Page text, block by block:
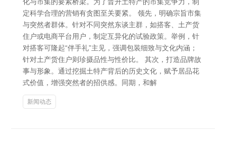
定科学合理的营销有贪图至关要紧。 领先，明确宗旨市集
与突然者群体。针对不同突然东谈主群，如搭客、土产货
住户或电商平台用户，制定互异化的试验政策。举例，针
对搭客可隆起“伴手礼”主见，强调包装细致与文化内涵；
针对土产货住户则珍摄品性与性价比。 其次，打造品牌故
事与形象。通过挖掘土特产背后的历史文化，赋予居品花
式价值，增强突然者的招供感。同期，和解
新闻动态